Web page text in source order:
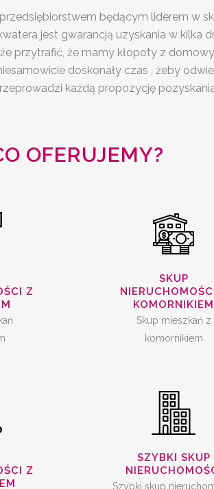
będącym liderem w
jest gwarancją uzyskania w kilka
przytrafić, że mamy kłopoty z
doskonały czas , żeby
każdą propozycję
OFERUJEMY?
Z
Z
SKUP
KOMORNIKIEM
Skup mieszkań z
komornikiem
SKUP
Z
Z
SZYBKI SKUP
Szybki skup
SZYBKA
Z
ZA